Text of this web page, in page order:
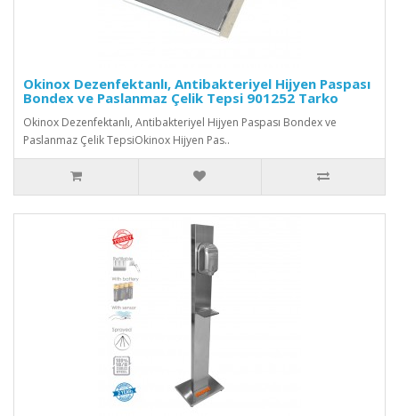
Okinox Dezenfektanlı, Antibakteriyel Hijyen Paspası
Bondex ve Paslanmaz Çelik Tepsi 901252 Tarko
Okinox Dezenfektanlı, Antibakteriyel Hijyen Paspası Bondex ve
Paslanmaz Çelik TepsiOkinox Hijyen Pas..